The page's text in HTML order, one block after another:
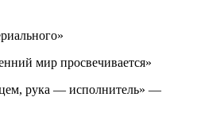
мир просвечивается»
рука — исполнитель» —